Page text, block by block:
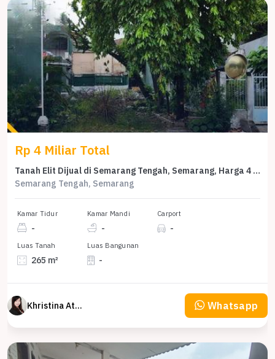
Rp 4 Miliar Total
Tanah Elit Dijual di Semarang Tengah, Semarang, Harga 4 Miliar
Semarang Tengah, Semarang
Kamar Tidur
-
Kamar Mandi
-
Carport
-
Luas Tanah
265 m²
Luas Bangunan
-
Khristina Atmodjo Whatsapp